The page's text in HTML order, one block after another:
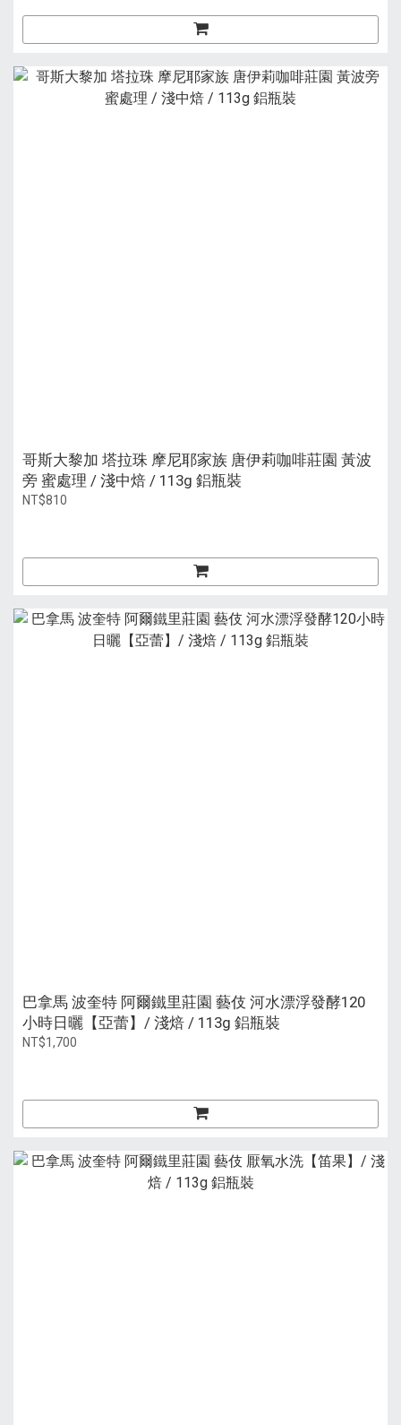
哥斯大黎加 塔拉珠 摩尼耶家族 唐伊莉咖啡莊園 黃波
旁 蜜處理 / 淺中焙 / 113g 鋁瓶裝
NT$810
巴拿馬 波奎特 阿爾鐵里莊園 藝伎 河水漂浮發酵120
小時日曬【亞蕾】/ 淺焙 / 113g 鋁瓶裝
NT$1,700